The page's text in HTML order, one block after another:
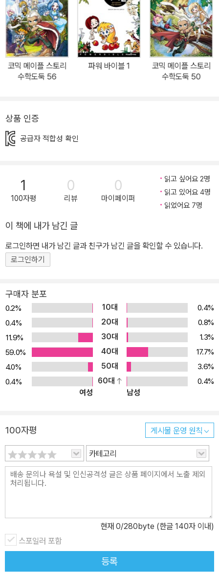
기반을 튼튼히 하는 내용이 주축을 이룹니다. 창의사고력이란, 어떤
필요에 의해 요구되는 사항 또는 주어진 문제 상황에 대한 해결방법
을, 독창적이고 효율적으로 찾아내는 능력을 뜻합니다. <수학도둑>
창의편을 꼼꼼히 읽으면 수리논술의 기반을 튼튼하게 다지고, 비판적
사고를 포함한 의사소통력이 월등히 향상 될 수 있습니다. 부록으로
드리는 수학도둑 <워크북>에서는 수학적 호기심과 관찰력을 키울 수
을 이용하여 위기를 탈출하고, 사건을 해결하는 이야기를 통해 수학
논술 실력이 쑥쑥 자라는 창의력 UP 수학교실 '논술형 문제' 대비와
효과적인 수학 공부법(Ⅰ) ②효과적인 수학 공부법(Ⅱ) ③문제를 잘 푸
는 방법(Ⅰ) ④문제를 잘 푸는 방법(Ⅱ) ⑤ 문제 만들어 보기 3. 즐거움
도 받고, 편집부와 독자가 의견을 교류할 수 있습니다. ① 풀리지 않는
<수학도둑> 59권 재미 베스트 결과! 4. 실력이 쑥쑥! 수학워크북 영
역별.능력별 논술문제, 퀴즈 풀이 및 정답과 깜짝ox퀴즈와 족집게괄
퀴즈 ② 족집게괄호퀴즈 ③ 수학도둑 워크북 5. 선물 팡팡! 책 속 이벤
트 <수학도둑 61권>부터 시작될 수학도둑 시즌4 예고 퀴즈의 정답
을 애독자엽서에 적어 보내주신 독자 30분을 추첨해, <수학도둑 61
권(11월 20일 출간 예정)> 두 권을 보내드립니다.
코믹 메이플 스토리
수학도둑 56
파워 바이블 1
코믹 메이플 스토리
수학도둑 50
상품 인증
공급자 적합성 확인
1
100자평
0
리뷰
0
마이페이퍼
읽고 싶어요 2명
읽고 있어요 4명
읽었어요 7명
이 책에 내가 남긴 글
로그인하면 내가 남긴 글과 친구가 남긴 글을 확인할 수 있습니다.
로그인하기
구매자 분포
0.2% 10대
0.4%
0.4%
20대
0.8%
11.9%
30대
1.3%
59.0%
40대
17.7%
4.0%
50대
3.6%
0.4%
60대
0.4%
여성
남성
100자평 게시물 운영 원칙
카테고리
현재 0/280byte (한글 140자 이내)
스포일러 포함
등록